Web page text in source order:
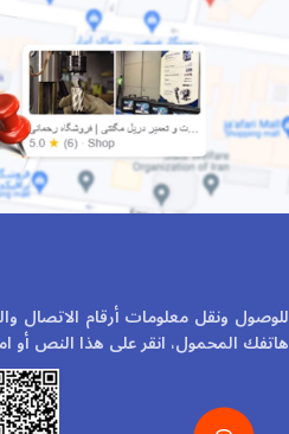
للوصول ونقل معلومات أرقام الاتصال
هاتفك المحمول، انقر على هذا النص أو